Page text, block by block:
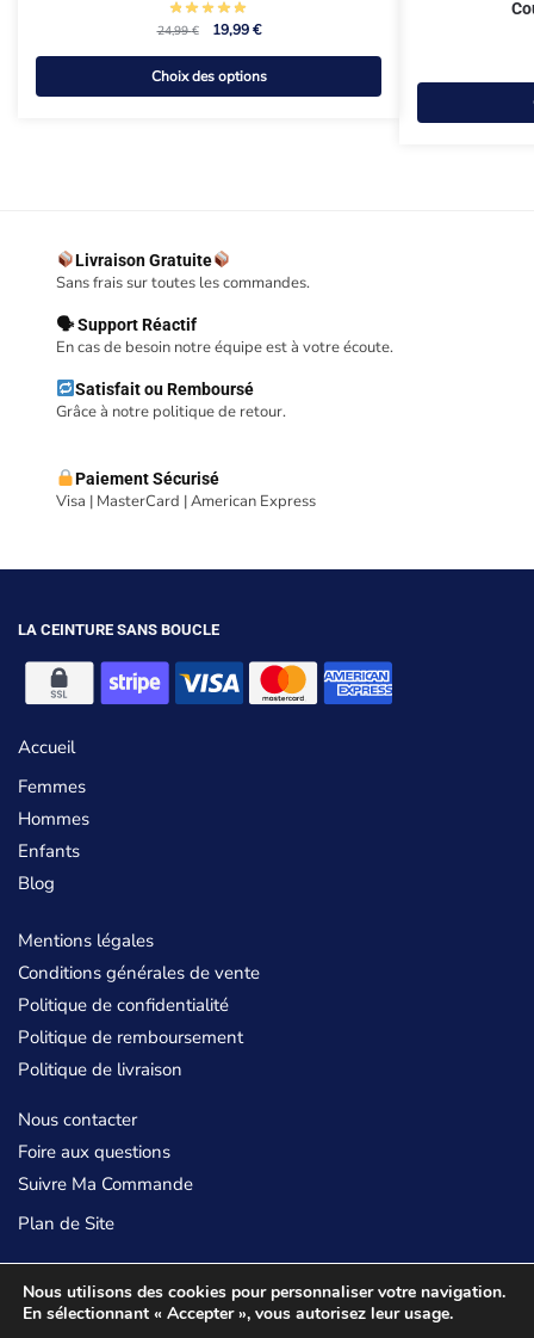
24,99€ 19,99€
Choix des options
Livraison Gratuite
Sans frais sur toutes les commandes.
🗣 Support Réactif
En cas de besoin notre équipe est à votre écoute.
Satisfait ou Remboursé
Grâce à notre politique de retour.
Paiement Sécurisé
Visa | MasterCard | American Express
LA CEINTURE SANS BOUCLE
Accueil
Femmes
Hommes
Enfants
Blog
Mentions légales
Conditions générales de vente
Politique de confidentialité
Politique de remboursement
Politique de livraison
Nous contacter
Foire aux questions
Suivre Ma Commande
Plan de Site
Nous utilisons des cookies pour personnaliser votre navigation.
En sélectionnant « Accepter », vous autorisez leur usage.